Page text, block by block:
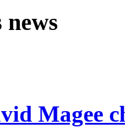
news
Magee